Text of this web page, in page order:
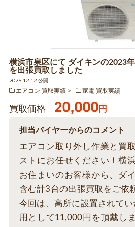
横浜市泉区にて ダイキンの2023
を出張買取しました
2025.12.12 公開
エアコン 買取実績
家電 買取実績
買取価格 20,000円
担当バイヤーからのコメント
エアコン取り外し作業と買
ストにお任せください！横
お住まいのお客様から、ダ
含む計3台の出張買取をご依
今回は、高所に設置されて
用として11,000円を頂戴し